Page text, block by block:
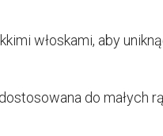
włoskami, aby
do małych